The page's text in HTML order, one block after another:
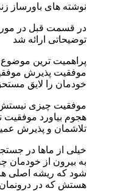
نوشته های باورساز
در قسمت قبل در
توضیحاتی ارائه شد
پراهمیت ترین موضوع
موفقیت پذيرش
خودمان را لایق
موفقیت چیزی نيستش
هجوم بیاورد
تلاشمان و پذیرش
خیلی از ماها در
به بیرون از
شود که ریشه اصلی
هستش که در درونمان